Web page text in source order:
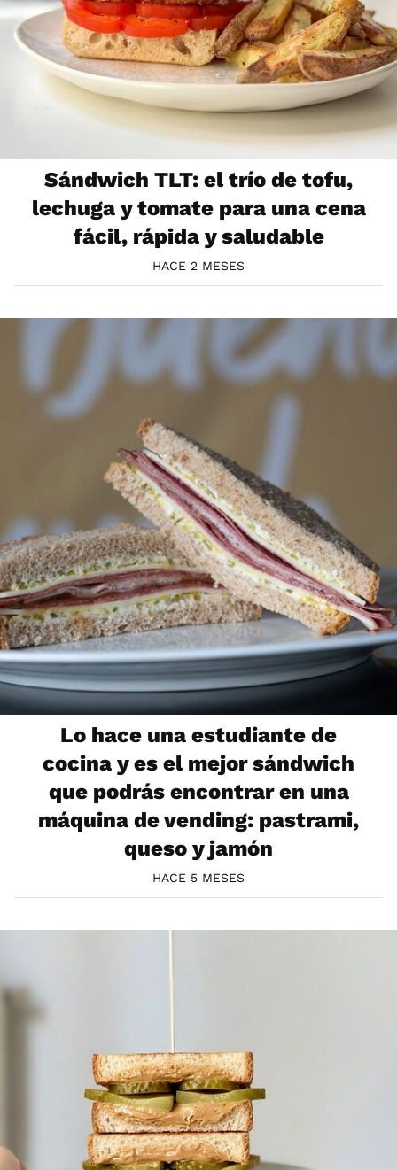
Sándwich TLT: el trío de tofu,
lechuga y tomate para una cena
fácil, rápida y saludable
HACE 2 MESES
Lo hace una estudiante de
cocina y es el mejor sándwich
que podrás encontrar en una
máquina de vending: pastrami,
queso y jamón
HACE 5 MESES